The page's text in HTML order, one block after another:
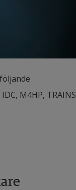
M4HP, TRAINS